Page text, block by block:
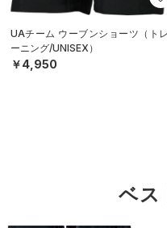
UAチーム ウーブンショーツ（トレ
ーニング/UNISEX）
￥4,950
ベス